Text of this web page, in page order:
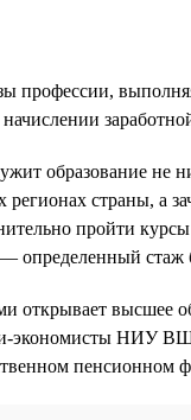
профессии,
образование
страны, а
пройти
определенный стаж
открывает высшее
экономисты